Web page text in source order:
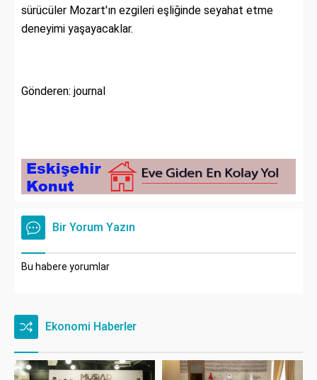
sürücüler Mozart'ın ezgileri eşliğinde seyahat etme
deneyimi yaşayacaklar.
Gönderen: journal
Bir Yorum Yazın
Bu habere yorumlar
Ekonomi Haberler